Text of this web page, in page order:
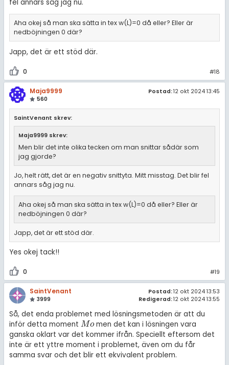
fel annars såg jag nu.
Aha okej så man ska sätta in tex w(L)=0 då eller? Eller är
nedböjningen 0 där?
Japp, det är ett stöd där.
0 #18
Maja9999
560
Postad:12 okt 2024 13:45
SaintVenant skrev:
Maja9999 skrev:
Men blir det inte olika tecken om man snittar sådär som
jag gjorde?
Jo, helt rätt, det är en negativ snittyta. Mitt misstag. Det blir fel
annars såg jag nu.
Aha okej så man ska sätta in tex w(L)=0 då eller? Eller är
nedböjningen 0 där?
Japp, det är ett stöd där.
Yes okej tack!!
0 #19
SaintVenant
3999
Postad:12 okt 2024 13:53
Redigerad:12 okt 2024 13:55
Så, det enda problemet med lösningsmetoden är att du
inför detta moment Mo
Mo men det kan i lösningen vara
ganska oklart var det kommer ifrån. Speciellt eftersom det
inte är ett yttre moment i problemet, även om du får
samma svar och det blir ett ekvivalent problem.